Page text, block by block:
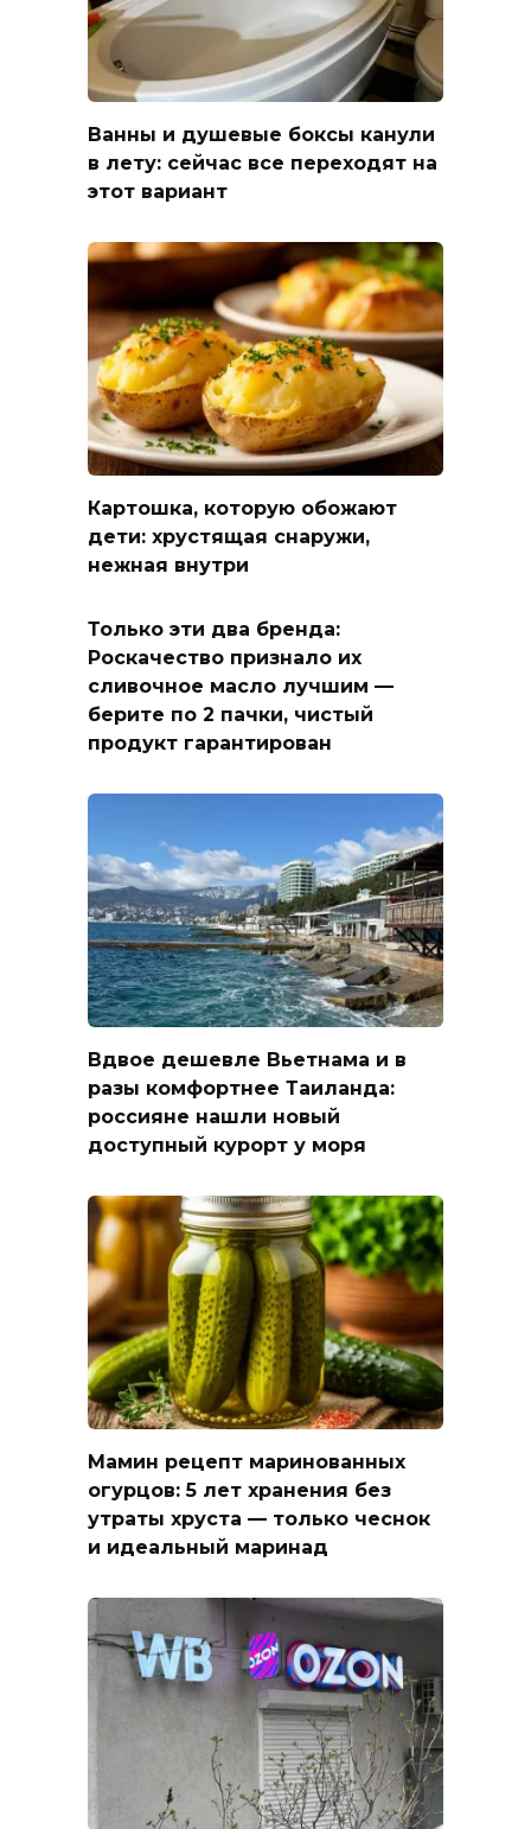
Ванны и душевые боксы канули
в лету: сейчас все переходят на
этот вариант
Картошка, которую обожают
дети: хрустящая снаружи,
нежная внутри
Только эти два бренда:
Роскачество признало их
сливочное масло лучшим —
берите по 2 пачки, чистый
продукт гарантирован
Вдвое дешевле Вьетнама и в
разы комфортнее Таиланда:
россияне нашли новый
доступный курорт у моря
Мамин рецепт маринованных
огурцов: 5 лет хранения без
утраты хруста — только чеснок
и идеальный маринад